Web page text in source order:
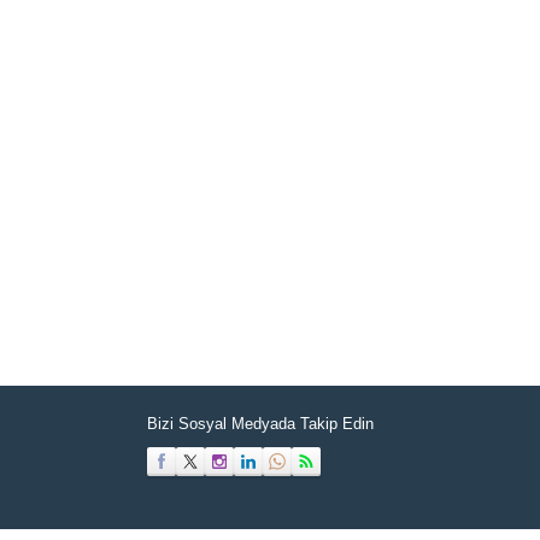
Bizi Sosyal Medyada Takip Edin